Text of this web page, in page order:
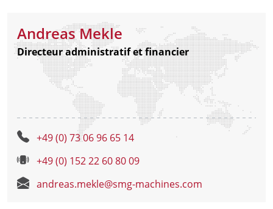
Andreas Mekle
Directeur administratif et financier
+49 (0) 73 06 96 65 14
+49 (0) 152 22 60 80 09
andreas.mekle@smg-machines.com